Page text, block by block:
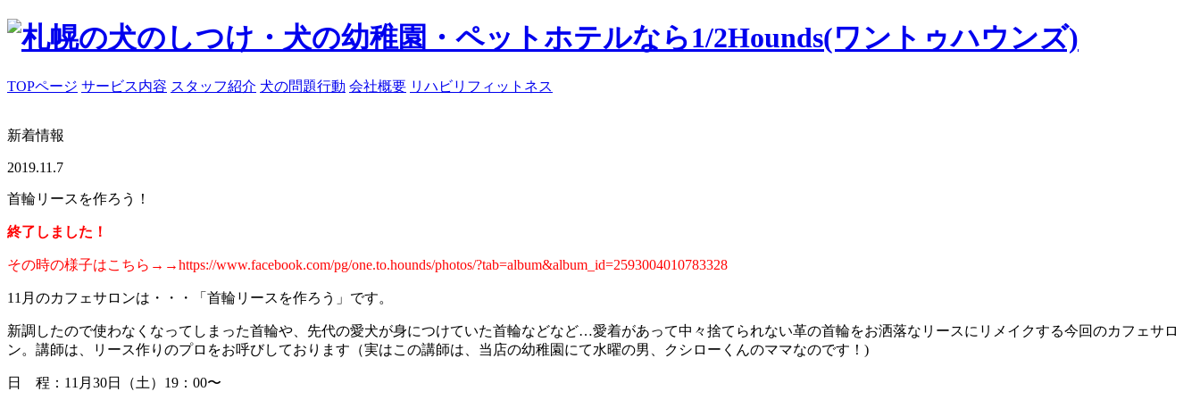
TOPページ サービス内容 スタッフ紹介 犬の問題行動 会社概要 リハビリフィットネス
新着情報
2019.11.7
首輪リースを作ろう！
終了しました！
その時の様子はこちら→→https://www.facebook.com/pg/one.to.hounds/photos/?tab=album&album_id=2593004010783328
11月のカフェサロンは・・・「首輪リースを作ろう」です。
新調したので使わなくなってしまった首輪や、先代の愛犬が身につけていた首輪などなど…愛着があって中々捨てられない革の首輪をお洒落なリースにリメイクする今回のカフェサロ
ン。講師は、リース作りのプロをお呼びしております（実はこの講師は、当店の幼稚園にて水曜の男、クシローくんのママなのです！)
日 程：11月30日（土）19：00〜